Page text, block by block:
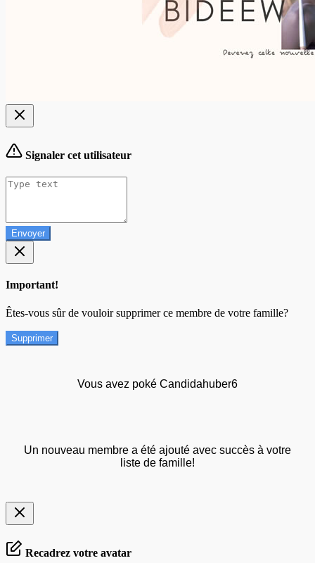
Signaler cet utilisateur
Envoyer
Important!
Êtes-vous sûr de vouloir supprimer ce membre de votre famille?
Supprimer
Vous avez poké Candidahuber6
Un nouveau membre a été ajouté avec succès à votre
liste de famille!
Recadrez votre avatar